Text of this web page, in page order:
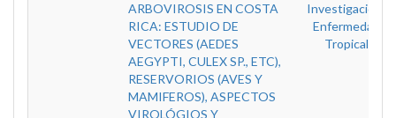
ARBOVIROSIS EN COSTA
RICA: ESTUDIO DE
VECTORES (AEDES
AEGYPTI, CULEX SP., ETC),
RESERVORIOS (AVES Y
MAMIFEROS), ASPECTOS
VIROLÓGIOS Y
Investigación
Enfermedades
Tropicales